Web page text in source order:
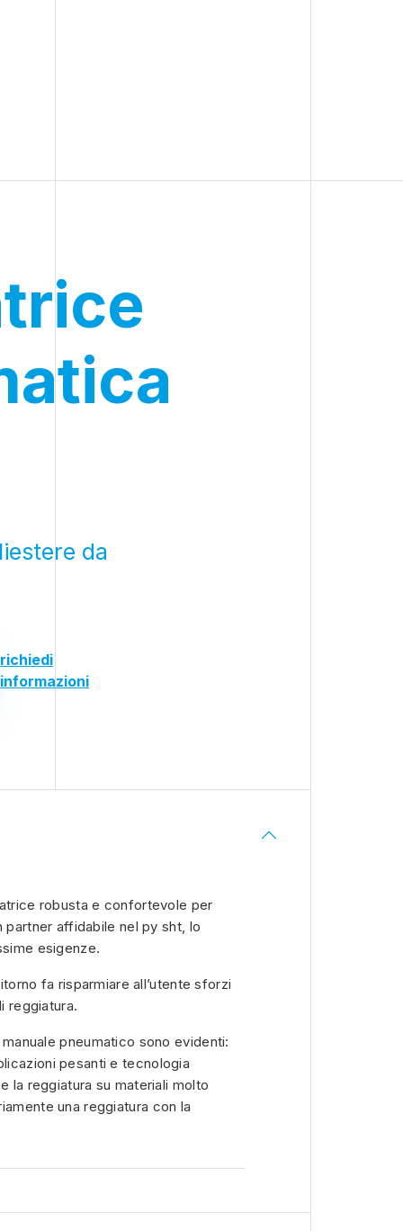
da
richiedi
informazioni
robusta e confortevole per
affidabile nel py sht, lo
esigenze.
fa risparmiare all’utente sforzi
reggiatura.
pneumatico sono evidenti:
pesanti e tecnologia
la reggiatura su materiali molto
una reggiatura con la